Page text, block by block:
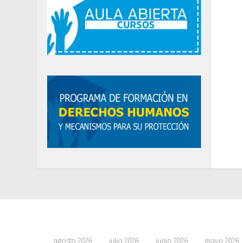
agosto 2026 julio 2026 junio 2026 mayo 2026